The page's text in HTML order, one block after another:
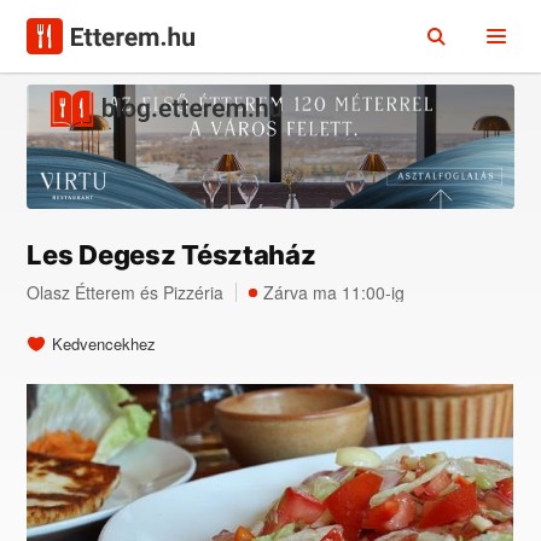
Les Degesz Tésztaház
Olasz Étterem és Pizzéria Zárva ma 11:00-ig
Kedvencekhez